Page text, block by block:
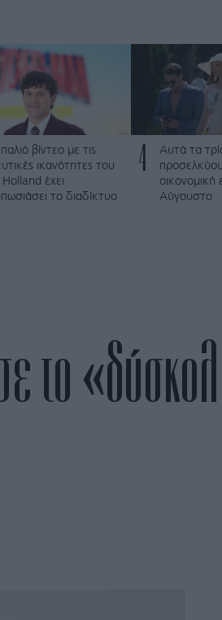
βίντεο με τις
ικανότητες του
Holland έχει
το διαδίκτυο
4
Αυτά τα
οικονομική
Αύγουστο
το